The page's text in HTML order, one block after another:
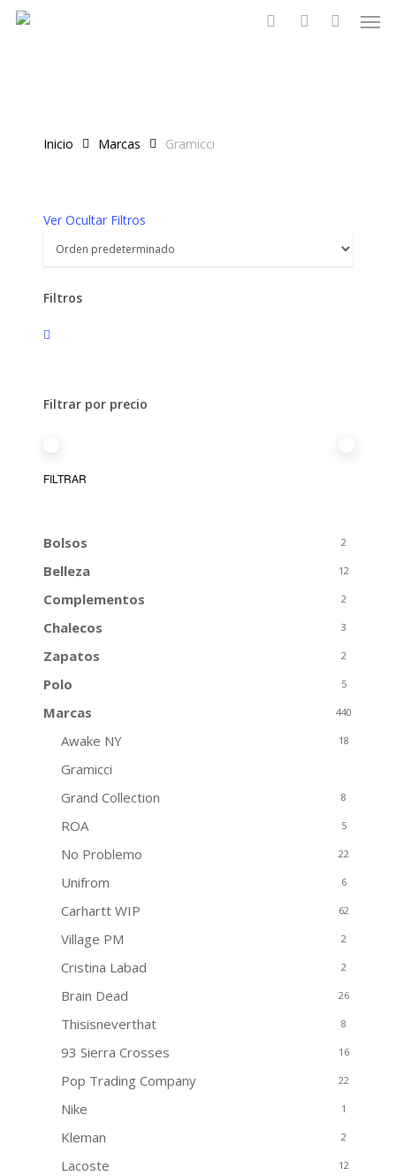
Skip
Inicio Marcas Gramicci
Ver Ocultar Filtros
Filtros
Cerrar
Filtrar por precio
FILTRAR
Bolsos 2
Belleza 12
Complementos 2
Chalecos 3
Zapatos 2
Polo 5
Marcas 440
Awake NY 18
Gramicci
Grand Collection 8
ROA 5
No Problemo 22
Unifrom 6
Carhartt WIP 62
Village PM 2
Cristina Labad 2
Brain Dead 26
Thisisneverthat 8
93 Sierra Crosses 16
Pop Trading Company 22
Nike 1
Kleman 2
Lacoste 12